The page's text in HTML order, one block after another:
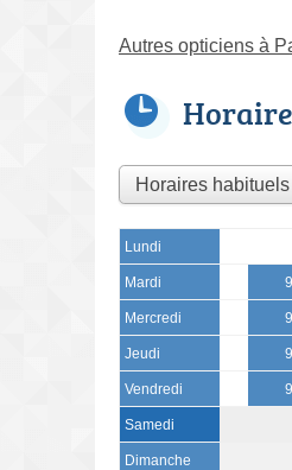
Autres opticiens à
Lundi
Mardi
Mercredi
Jeudi
Vendredi
Samedi
Dimanche